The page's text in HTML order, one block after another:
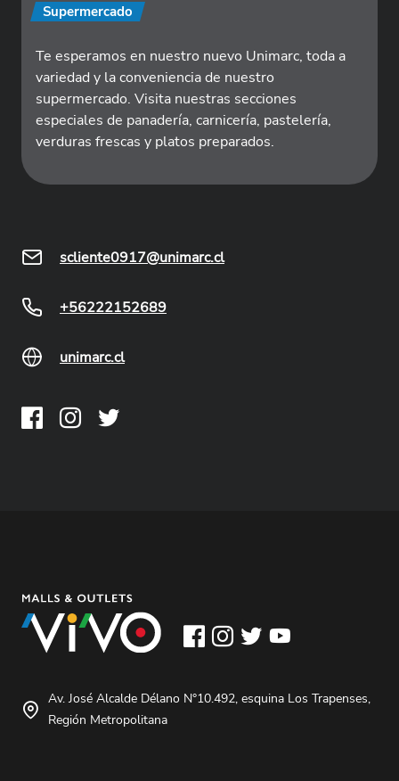
Supermercado
Te esperamos en nuestro nuevo Unimarc, toda a
variedad y la conveniencia de nuestro
supermercado. Visita nuestras secciones
especiales de panadería, carnicería, pastelería,
verduras frescas y platos preparados.
scliente0917@unimarc.cl
+56222152689
unimarc.cl
Av. José Alcalde Délano N°10.492, esquina Los Trapenses,
Región Metropolitana